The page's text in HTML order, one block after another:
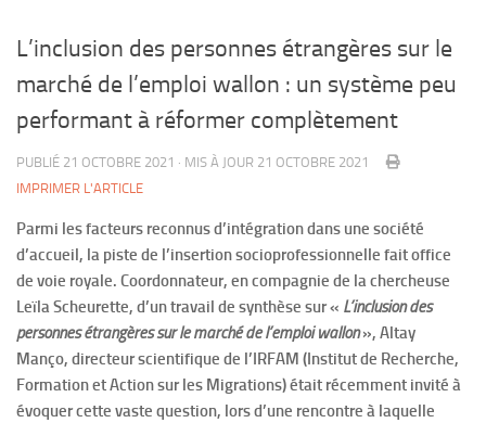
L’inclusion des personnes étrangères sur le
marché de l’emploi wallon : un système peu
performant à réformer complètement
PUBLIÉ 21 OCTOBRE 2021 · MIS À JOUR 21 OCTOBRE 2021
IMPRIMER L'ARTICLE
Parmi les facteurs reconnus d’intégration dans une société
d’accueil, la piste de l’insertion socioprofessionnelle fait office
de voie royale. Coordonnateur, en compagnie de la chercheuse
Leïla Scheurette, d’un travail de synthèse sur « L’inclusion des
personnes étrangères sur le marché de l’emploi wallon», Altay
Manço, directeur scientifique de l’IRFAM (Institut de Recherche,
Formation et Action sur les Migrations) était récemment invité à
évoquer cette vaste question, lors d’une rencontre à laquelle